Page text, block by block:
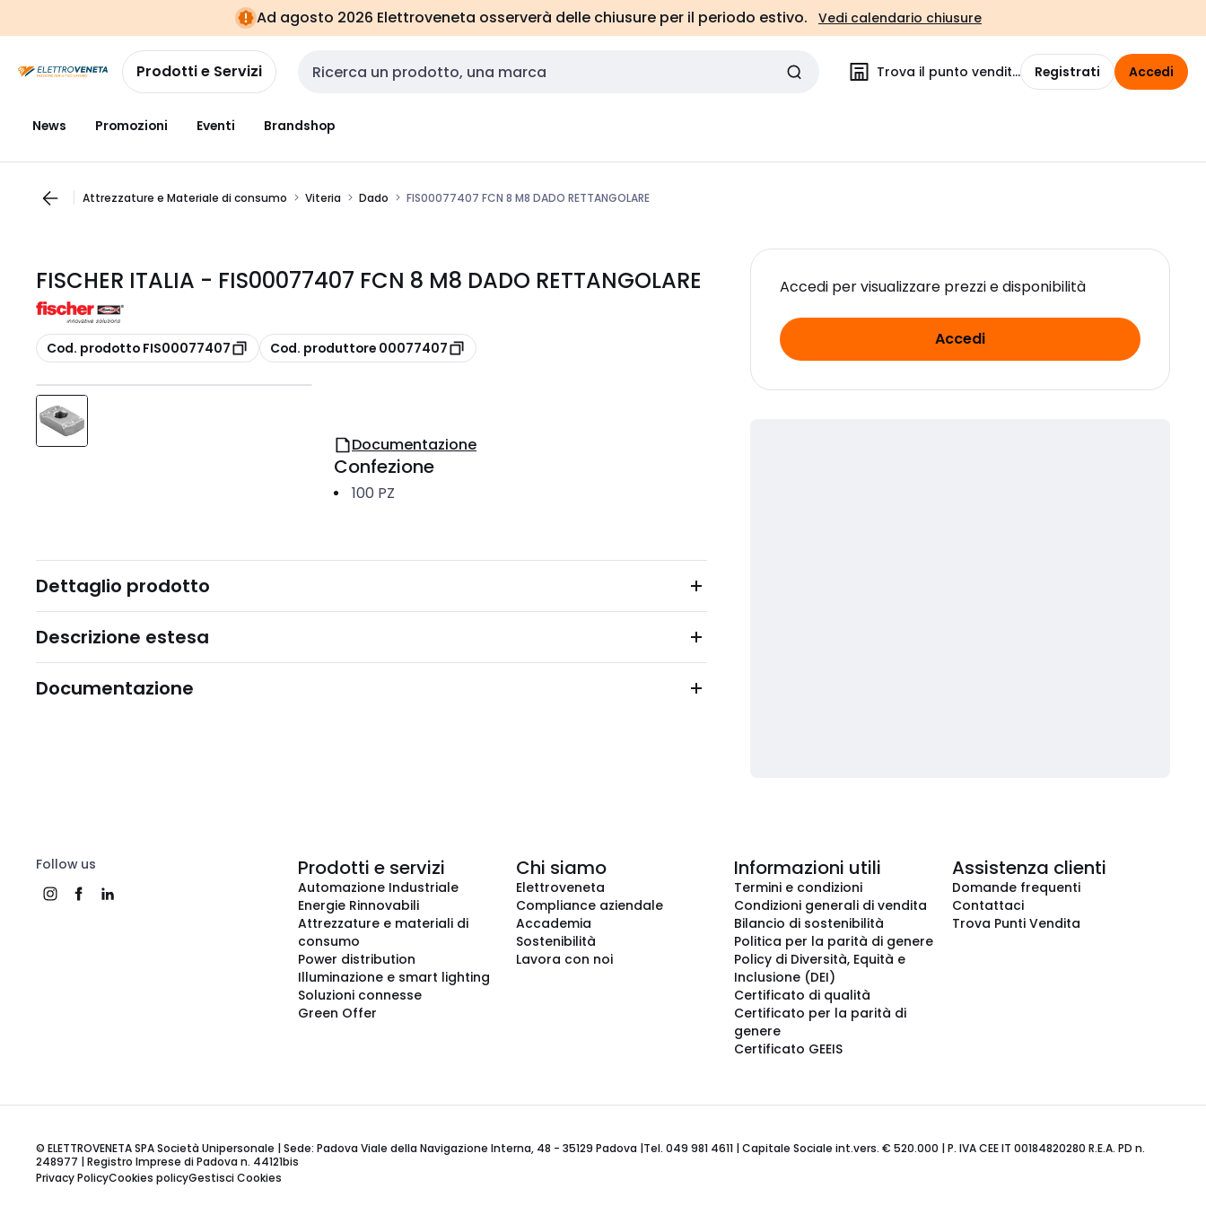
navigazionealla
pagina
Ad agosto 2026 Elettroveneta osserverà delle chiusure per il periodo estivo. Vedi calendario chiusure
Prodotti e Servizi Cerca input Trova il punto vendita Registrati Accedi
News Promozioni Eventi Brandshop
Attrezzature e Materiale di consumo Viteria Dado FIS00077407 FCN 8 M8 DADO RETTANGOLARE
FISCHER ITALIA - FIS00077407 FCN 8 M8 DADO RETTANGOLARE
copia
Cod. prodotto FIS00077407 copia
Cod. produttore 00077407
Accedi per visualizzare prezzi e disponibilità
Accedi
Documentazione
Confezione
100 PZ
Dettaglio prodotto
Descrizione estesa
Documentazione
Follow us Prodotti e servizi
Automazione Industriale
Energie Rinnovabili
Attrezzature e materiali di
consumo
Power distribution
Illuminazione e smart lighting
Soluzioni connesse
Green Offer
Chi siamo
Elettroveneta
Compliance aziendale
Accademia
Sostenibilità
Lavora con noi
Informazioni utili
Termini e condizioni
Condizioni generali di vendita
Bilancio di sostenibilità
Politica per la parità di genere
Policy di Diversità, Equità e
Inclusione (DEI)
Certificato di qualità
Certificato per la parità di
genere
Certificato GEEIS
Assistenza clienti
Domande frequenti
Contattaci
Trova Punti Vendita
© ELETTROVENETA SPA Società Unipersonale | Sede: Padova Viale della Navigazione Interna, 48 - 35129 Padova |Tel. 049 981 4611 | Capitale Sociale int.vers. € 520.000 | P. IVA CEE IT 00184820280 R.E.A. PD n.
248977 | Registro Imprese di Padova n. 44121bis
Privacy PolicyCookies policyGestisci Cookies